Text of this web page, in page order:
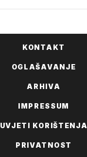
KONTAKT
OGLAŠAVANJE
ARHIVA
IMPRESSUM
UVJETI KORIŠTENJA
PRIVATNOST